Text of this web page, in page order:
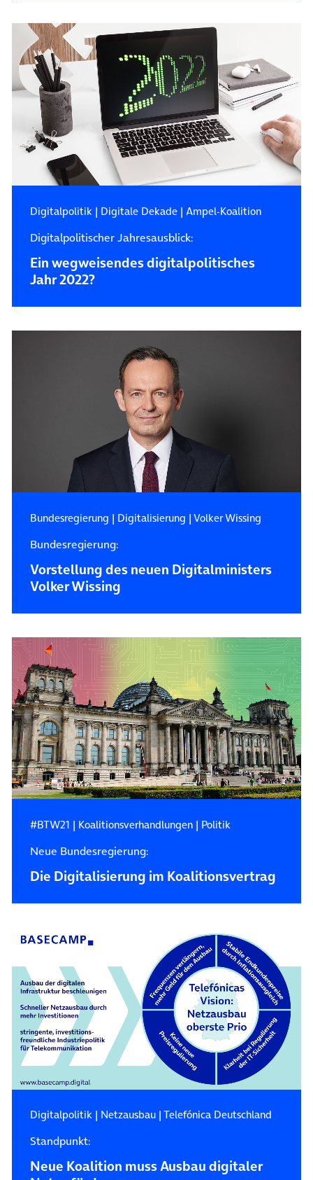
Digitalpolitik| Digitale Dekade| Ampel-Koalition
Digitalpolitischer Jahresausblick:
Ein wegweisendes digitalpolitisches
Jahr 2022?
Bundesregierung | Digitalisierung |Volker Wissing
Bundesregierung:
Vorstellung des neuen Digitalministers
Volker Wissing
#BTW21 | Koalitionsverhandlungen| Politik
Neue Bundesregierung:
Die Digitalisierung im Koalitionsvertrag
Digitalpolitik| Netzausbau|Telefónica Deutschland
Standpunkt:
Neue Koalition muss Ausbau digitaler